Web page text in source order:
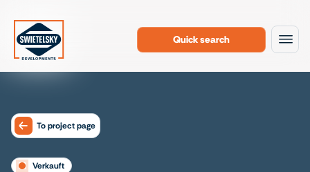
To the content Quick search
To project page
verkauft